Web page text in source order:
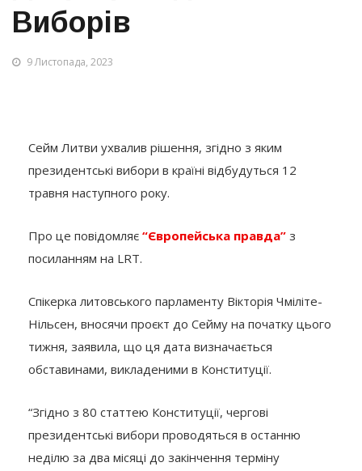
Виборів
9 Листопада, 2023
Сейм Литви ухвалив рішення, згідно з яким
президентські вибори в країні відбудуться 12
травня наступного року.
Про це повідомляє “Європейська правда” з
посиланням на LRT.
Спікерка литовського парламенту Вікторія Чміліте-
Нільсен, вносячи проєкт до Сейму на початку цього
тижня, заявила, що ця дата визначається
обставинами, викладеними в Конституції.
“Згідно з 80 статтею Конституції, чергові
президентські вибори проводяться в останню
неділю за два місяці до закінчення терміну